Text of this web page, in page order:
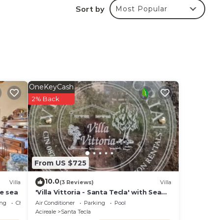
Sort by Most Popular
Villa
sea
Child Friendly
From US $725
OneKeyCash
2% Back
10.0(3 Reviews) Villa
'Villa Vittoria - Santa Tecla' with Sea
View, Wi-Fi and Air Conditioning
Air Conditioner Parking
Pool
Acireale
Santa Tecla